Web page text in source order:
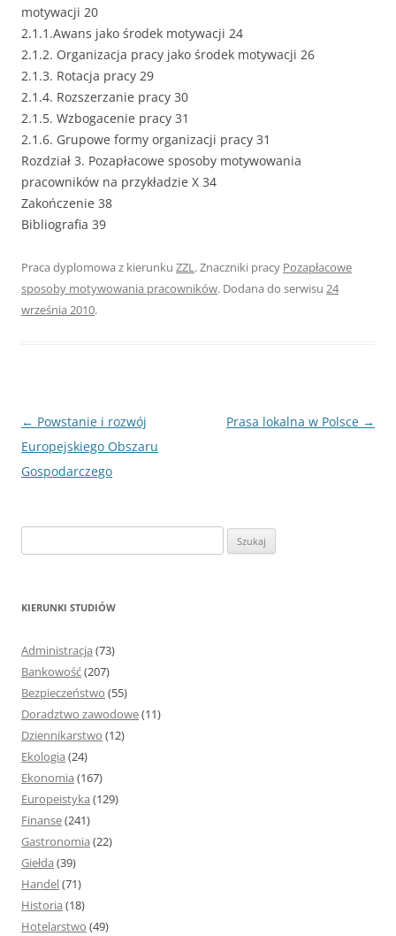
motywacji 20
2.1.1.Awans jako środek motywacji 24
2.1.2. Organizacja pracy jako środek motywacji 26
2.1.3. Rotacja pracy 29
2.1.4. Rozszerzanie pracy 30
2.1.5. Wzbogacenie pracy 31
2.1.6. Grupowe formy organizacji pracy 31
Rozdział 3. Pozapłacowe sposoby motywowania
pracowników na przykładzie X 34
Zakończenie 38
Bibliografia 39
Praca dyplomowa z kierunku ZZL. Znaczniki pracy Pozapłacowe
sposoby motywowania pracowników. Dodana do serwisu 24
września 2010.
Nawigacja
wpisu
← Powstanie i rozwój
Europejskiego Obszaru
Gospodarczego
Prasa lokalna w Polsce →
z
KIERUNKI STUDIÓW
Administracja (73)
Bankowość(207)
Bezpieczeństwo (55)
Doradztwo zawodowe(11)
Dziennikarstwo (12)
Ekologia (24)
Ekonomia (167)
Europeistyka (129)
Finanse(241)
Gastronomia (22)
Giełda (39)
Handel(71)
Historia (18)
Hotelarstwo (49)